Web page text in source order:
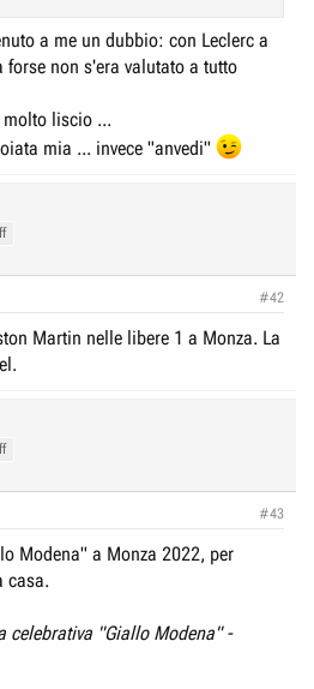
a me un dubbio: con Leclerc a
non s'era valutato a tutto
molto liscio ...
mia ... invece "anvedi"
#42
Martin nelle libere 1 a Monza. La
#43
Modena" a Monza 2022, per
casa.
celebrativa "Giallo Modena" -